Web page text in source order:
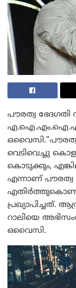
പൗരത്വ
വെടിവെച്ചു
കൊടുക്കും,
എന്നാണ് പൗരത്വ
പ്രഖ്യാപിച്ചത്.
റാലിയെ
ഒവൈസി.